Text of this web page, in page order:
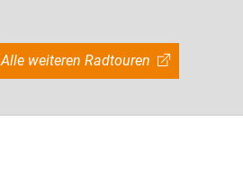
Alle weiteren Radtouren